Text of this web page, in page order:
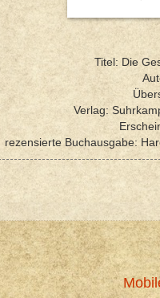
Titel: Die
Verlag:
rezensierte Buchausgabe: